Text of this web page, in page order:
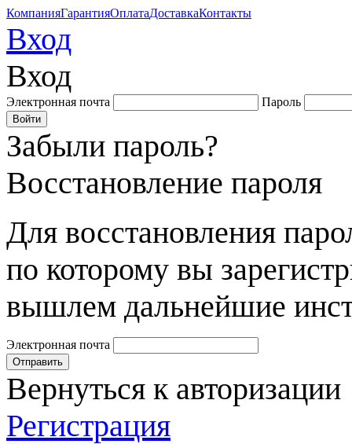
КомпанияГарантияОплатаДоставкаКонтакты
Вход
Вход
Электронная почта Пароль
Забыли пароль?
Восстановление пароля
Для восстановления
по которому вы
вышлем дальнейшие
Электронная почта
Вернуться к авторизации
Регистрация